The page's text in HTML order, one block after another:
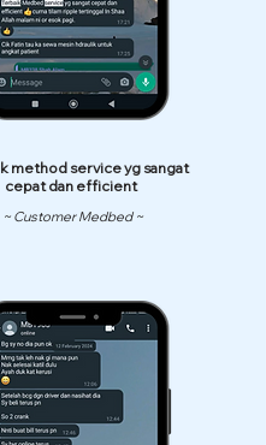
method service yg sangat
cepat dan efficient
~ Customer Medbed ~